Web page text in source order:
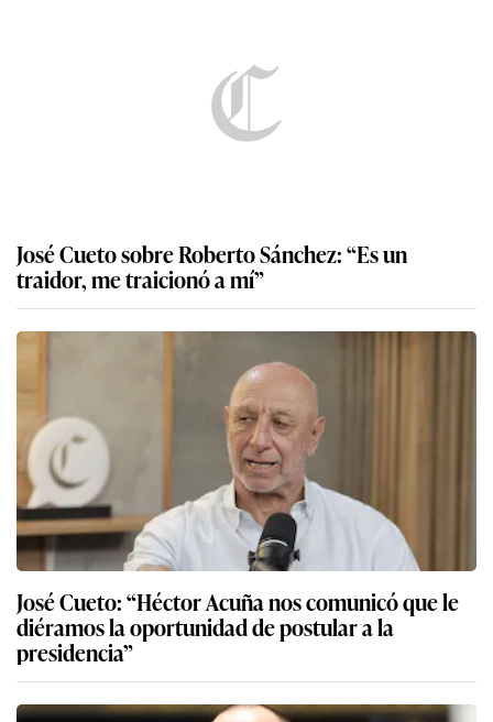
José Cueto sobre Roberto Sánchez: “Es un
traidor, me traicionó a mí”
José Cueto: “Héctor Acuña nos comunicó que le
diéramos la oportunidad de postular a la
presidencia”